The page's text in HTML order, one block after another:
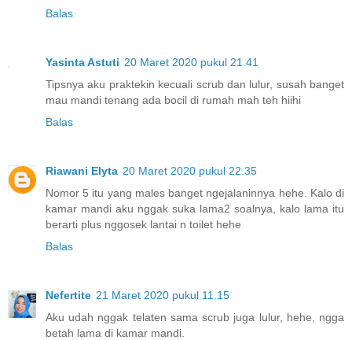
Balas
Yasinta Astuti 20 Maret 2020 pukul 21.41
Tipsnya aku praktekin kecuali scrub dan lulur, susah banget
mau mandi tenang ada bocil di rumah mah teh hiihi
Balas
Riawani Elyta 20 Maret 2020 pukul 22.35
Nomor 5 itu yang males banget ngejalaninnya hehe. Kalo di
kamar mandi aku nggak suka lama2 soalnya, kalo lama itu
berarti plus nggosek lantai n toilet hehe
Balas
Nefertite 21 Maret 2020 pukul 11.15
Aku udah nggak telaten sama scrub juga lulur, hehe, ngga
betah lama di kamar mandi.